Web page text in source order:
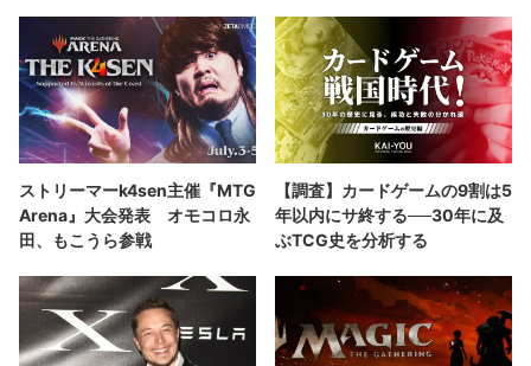
ストリーマーk4sen主催『MTG
Arena』大会発表 オモコロ永
田、もこうら参戦
【調査】カードゲームの9割は5
年以内にサ終する──30年に及
ぶTCG史を分析する